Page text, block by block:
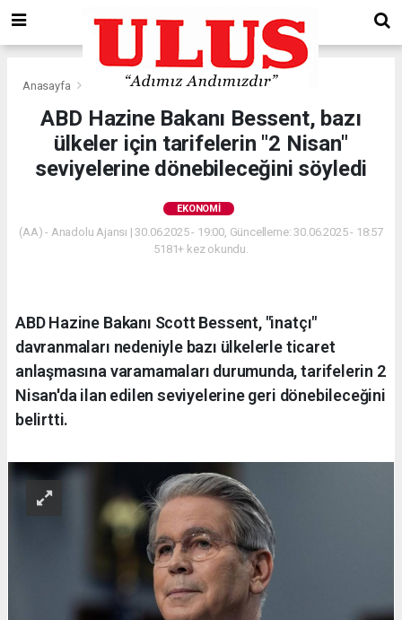
Anasayfa Ekonomi
ABD Hazine Bakanı Bessent, bazı
ülkeler için tarifelerin "2 Nisan"
seviyelerine dönebileceğini söyledi
EKONOMI
(AA) - Anadolu Ajansı | 30.06.2025 - 19:00, Güncelleme: 30.06.2025 - 18:57
5181+ kez okundu.
ABD Hazine Bakanı Scott Bessent, "inatçı"
davranmaları nedeniyle bazı ülkelerle ticaret
anlaşmasına varamamaları durumunda, tarifelerin 2
Nisan'da ilan edilen seviyelerine geri dönebileceğini
belirtti.